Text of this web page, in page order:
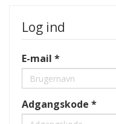
Log ind
E-mail
Adgangskode